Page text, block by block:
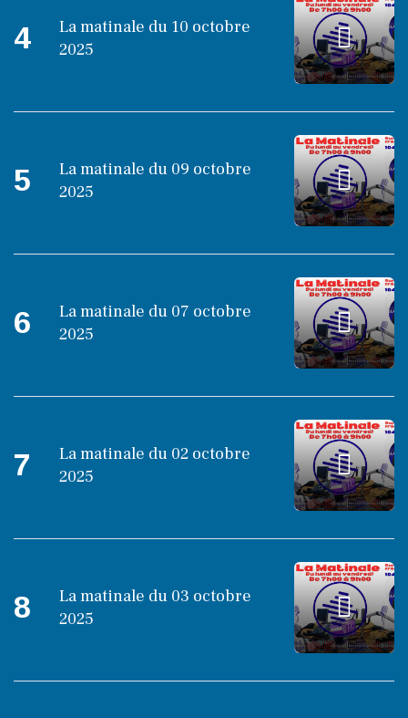
4
La matinale du 10 octobre
2025
5
La matinale du 09 octobre
2025
6
La matinale du 07 octobre
2025
7
La matinale du 02 octobre
2025
8
La matinale du 03 octobre
2025